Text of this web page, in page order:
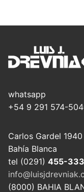
whatsapp
+54 9 291 574-
Carlos Gardel 1940
Bahía Blanca
tel (0291) 455-
(8000) BAHIA